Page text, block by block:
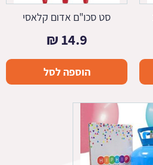
סט סכו"ם אדום קלאסי
14.9
₪
הוספה לסל